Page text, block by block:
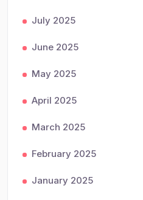
July 2025
June 2025
May 2025
April 2025
March 2025
February 2025
January 2025